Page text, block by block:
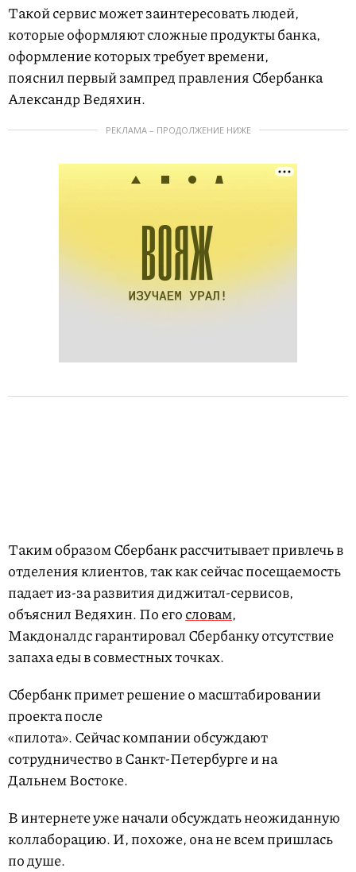
Такой сервис может заинтересовать людей,
которые оформляют сложные продукты банка,
оформление которых требует времени,
пояснил первый зампред правления Сбербанка
Александр Ведяхин.
РЕКЛАМА – ПРОДОЛЖЕНИЕ НИЖЕ
Таким образом Сбербанк рассчитывает привлечь в
отделения клиентов, так как сейчас посещаемость
падает из-за развития диджитал-сервисов,
объяснил Ведяхин. По егословам,
Макдоналдс гарантировал Сбербанку отсутствие
запаха еды в совместных точках.
Сбербанк примет решение о масштабировании
проекта после
«пилота». Сейчас компании обсуждают
сотрудничество в Санкт-Петербурге и на
Дальнем Востоке.
В интернете уже начали обсуждать неожиданную
коллаборацию. И, похоже, она не всем пришлась
по душе.